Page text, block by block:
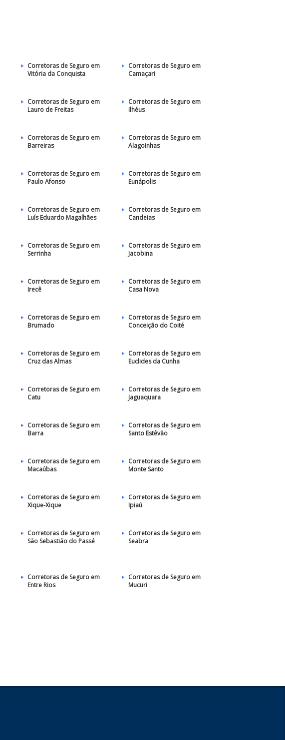
Corretoras de Seguro em
Vitória da Conquista
Corretoras de Seguro em
Camaçari
Corretoras de Seguro em
Lauro de Freitas
Corretoras de Seguro em
Ilhéus
Corretoras de Seguro em
Barreiras
Corretoras de Seguro em
Alagoinhas
Corretoras de Seguro em
Paulo Afonso
Corretoras de Seguro em
Eunápolis
Corretoras de Seguro em
Luís Eduardo Magalhães
Corretoras de Seguro em
Candeias
Corretoras de Seguro em
Serrinha
Corretoras de Seguro em
Jacobina
Corretoras de Seguro em
Irecê
Corretoras de Seguro em
Casa Nova
Corretoras de Seguro em
Brumado
Corretoras de Seguro em
Conceição do Coité
Corretoras de Seguro em
Cruz das Almas
Corretoras de Seguro em
Euclides da Cunha
Corretoras de Seguro em
Catu
Corretoras de Seguro em
Jaguaquara
Corretoras de Seguro em
Barra
Corretoras de Seguro em
Santo Estêvão
Corretoras de Seguro em
Macaúbas
Corretoras de Seguro em
Monte Santo
Corretoras de Seguro em
Xique-Xique
Corretoras de Seguro em
Ipiaú
Corretoras de Seguro em
São Sebastião do Passé
Corretoras de Seguro em
Seabra
Corretoras de Seguro em
Entre Rios
Corretoras de Seguro em
Mucuri